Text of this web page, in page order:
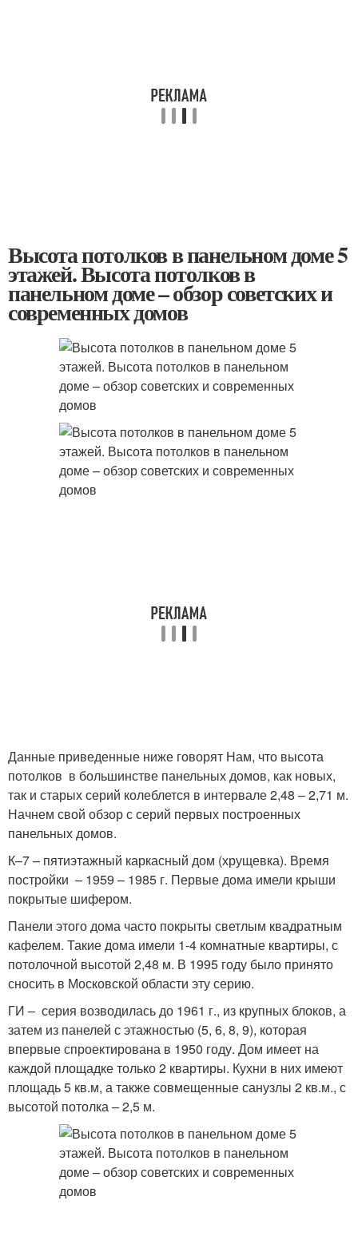
Высота потолков в панельном доме 5
этажей. Высота потолков в
панельном доме – обзор советских и
современных домов
Данные приведенные ниже говорят Нам, что высота
потолков в большинстве панельных домов, как новых,
так и старых серий колеблется в интервале 2,48 – 2,71 м.
Начнем свой обзор с серий первых построенных
панельных домов.
К–7 – пятиэтажный каркасный дом (хрущевка). Время
постройки – 1959 – 1985 г. Первые дома имели крыши
покрытые шифером.
Панели этого дома часто покрыты светлым квадратным
кафелем. Такие дома имели 1-4 комнатные квартиры, с
потолочной высотой 2,48 м. В 1995 году было принято
сносить в Московской области эту серию.
ГИ – серия возводилась до 1961 г., из крупных блоков, а
затем из панелей с этажностью (5, 6, 8, 9), которая
впервые спроектирована в 1950 году. Дом имеет на
каждой площадке только 2 квартиры. Кухни в них имеют
площадь 5 кв.м, а также совмещенные санузлы 2 кв.м., с
высотой потолка – 2,5 м.